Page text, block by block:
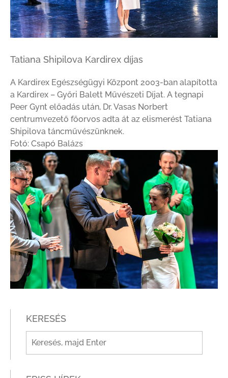
Tatiana Shipilova Kardirex díjas
A Kardirex Egészségügyi Központ 2003-ban alapította
a Kardirex – Győri Balett Művészeti Díjat. A tegnapi
Peer Gynt előadás után, Dr. Vasas Norbert
centrumvezető főorvos adta át az elismerést Tatiana
Shipilova táncművészünknek.
Fotó: Csapó Balázs
KERESÉS